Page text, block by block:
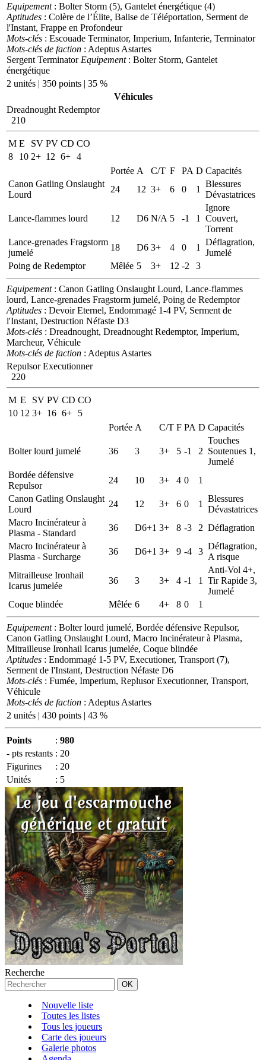
Equipement: Bolter Storm (5), Gantelet énergétique (4)
Aptitudes : Colère de l’Élite, Balise de Téléportation, Serment de
l'Instant, Frappe en Profondeur
Mots-clés : Escouade Terminator, Imperium, Infanterie, Terminator
Mots-clés de faction : Adeptus Astartes
Sergent Terminator Equipement: Bolter Storm, Gantelet
énergétique
2 unités | 350 points | 35 %
Véhicules
Dreadnought Redemptor
210
M E SV PV CD CO
8
10 2+ 12 6+ 4
Portée A C/T F PA D Capacités
Canon Gatling Onslaught
Lourd
24 12 3+ 6 0 1
Blessures
Dévastatrices
Lance-flammes lourd 12 D6 N/A 5 -1 1
Ignore
Couvert,
Torrent
Lance-grenades Fragstorm
jumelé
18 D6 3+ 4 0 1
Déflagration,
Jumelé
Poing de Redemptor
Mêlée 5 3+ 12 -2 3
Equipement: Canon Gatling Onslaught Lourd, Lance-flammes
lourd, Lance-grenades Fragstorm jumelé, Poing de Redemptor
Aptitudes : Devoir Eternel, Endommagé 1-4 PV, Serment de
l'Instant, Destruction Néfaste D3
Mots-clés : Dreadnought, Dreadnought Redemptor, Imperium,
Marcheur, Véhicule
Mots-clés de faction : Adeptus Astartes
Repulsor Executionner
220
M E SV PV CD CO
10 12 3+ 16 6+
5
Portée A C/T F PA D Capacités
Bolter lourd jumelé 36 3 3+ 5 -1 2
Touches
Soutenues 1,
Jumelé
Bordée défensive
Repulsor
24 10 3+ 4 0
1
Canon Gatling Onslaught
Lourd
24 12 3+ 6 0 1
Blessures
Dévastatrices
Macro Incinérateur à
Plasma - Standard
36 D6+1 3+ 8 -3 2 Déflagration
Macro Incinérateur à
Plasma - Surcharge
36 D6+1 3+ 9 -4 3
Déflagration,
A risque
Mitrailleuse Ironhail
Icarus jumelée
36 3 3+ 4 -1 1
Anti-Vol 4+,
Tir Rapide 3,
Jumelé
Coque blindée
Mêlée 6 4+ 8 0 1
Equipement: Bolter lourd jumelé, Bordée défensive Repulsor,
Canon Gatling Onslaught Lourd, Macro Incinérateur à Plasma,
Mitrailleuse Ironhail Icarus jumelée, Coque blindée
Aptitudes : Endommagé 1-5 PV, Executioner, Transport (7),
Serment de l'Instant, Destruction Néfaste D6
Mots-clés : Fumée, Imperium, Replusor Executionner, Transport,
Véhicule
Mots-clés de faction : Adeptus Astartes
2 unités | 430 points | 43 %
Points : 980
- pts restants : 20
Figurines
: 20
Unités
: 5
Recherche
Nouvelle liste
Toutes les listes
Tous les joueurs
Carte des joueurs
Galerie photos